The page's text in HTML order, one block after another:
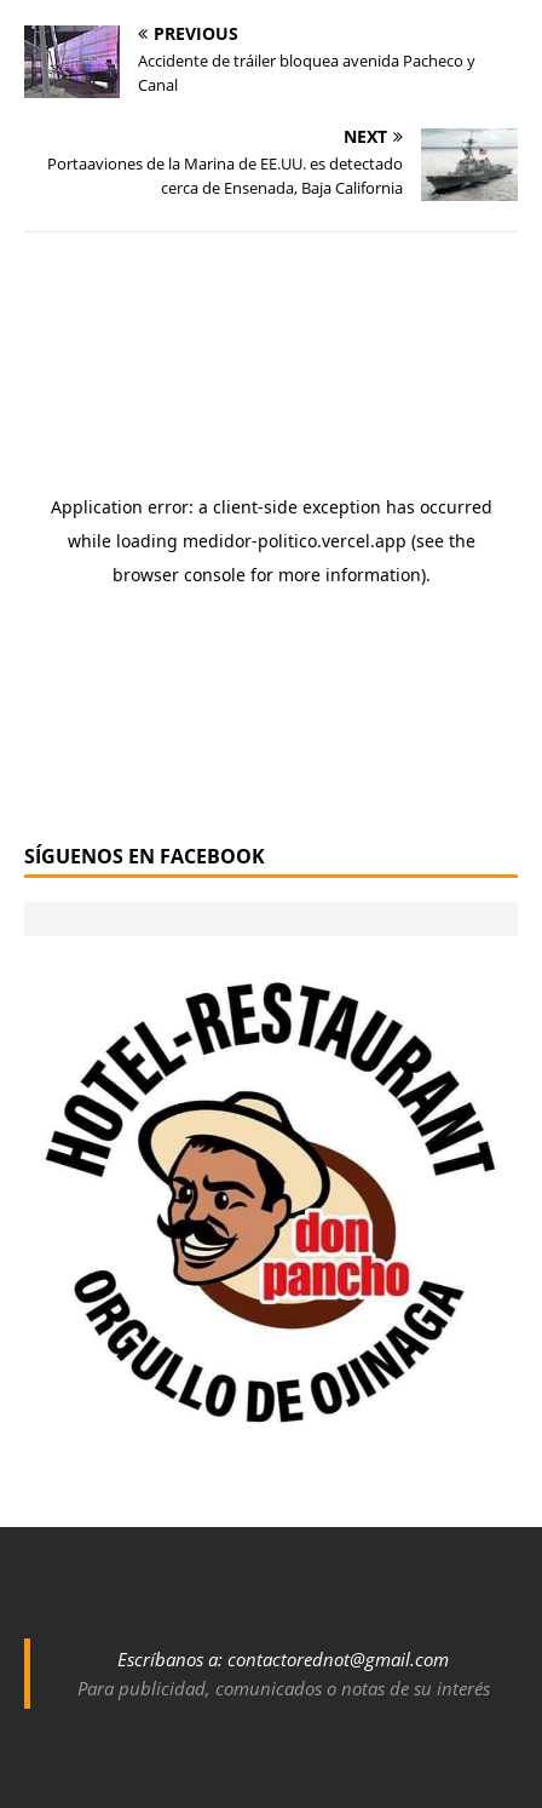
PREVIOUS
Accidente de tráiler bloquea avenida Pacheco y
Canal
NEXT
Portaaviones de la Marina de EE.UU. es detectado
cerca de Ensenada, Baja California
SÍGUENOS EN FACEBOOK
Escríbanos a: contactorednot@gmail.com
Para publicidad, comunicados o notas de su interés